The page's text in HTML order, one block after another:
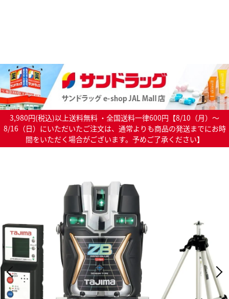
3,980円(税込)以上送料無料 ・全国送料一律600円【8/10（月）～
8/16（日）にいただいたご注文は、通常よりも商品の発送までにお時
間をいただく場合がございます。予めご了承ください】